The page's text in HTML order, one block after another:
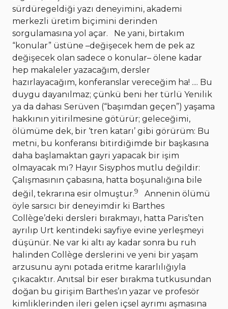
sürdüregeldiği yazı deneyimini, akademi
merkezli üretim biçimini derinden
sorgulamasına yol açar. Ne yani, birtakım
“konular” üstüne –değişecek hem de pek az
değişecek olan sadece o konular– ölene kadar
hep makaleler yazacağım, dersler
hazırlayacağım, konferanslar vereceğim ha! .... Bu
duygu dayanılmaz; çünkü beni her türlü Yenilik
ya da dahası Serüven (“başımdan geçen”) yaşama
hakkının yitirilmesine götürür; geleceğimi,
ölümüme dek, bir ‘tren katarı’ gibi görürüm: Bu
metni, bu konferansı bitirdiğimde bir başkasına
daha başlamaktan gayri yapacak bir işim
olmayacak mı? Hayır Sisyphos mutlu değildir:
Çalışmasının çabasına, hatta boşunalığına bile
değil, tekrarına esir olmuştur.9
Annenin ölümü
öyle sarsıcı bir deneyimdir ki Barthes
Collège’deki dersleri bırakmayı, hatta Paris’ten
ayrılıp Urt kentindeki sayfiye evine yerleşmeyi
düşünür. Ne var ki altı ay kadar sonra bu ruh
halinden Collège derslerini ve yeni bir yaşam
arzusunu aynı potada eritme kararlılığıyla
çıkacaktır. Anıtsal bir eser bırakma tutkusundan
doğan bu girişim Barthes’ın yazar ve profesör
kimliklerinden ileri gelen içsel ayrımı aşmasına